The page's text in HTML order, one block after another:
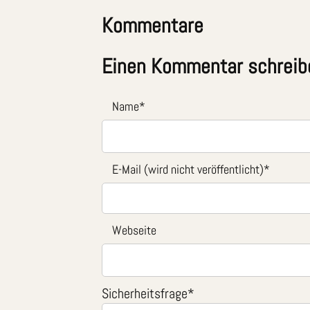
Kommentare
Einen Kommentar
Name*
E-Mail (wird nicht veröffentlicht)*
Webseite
Sicherheitsfrage*